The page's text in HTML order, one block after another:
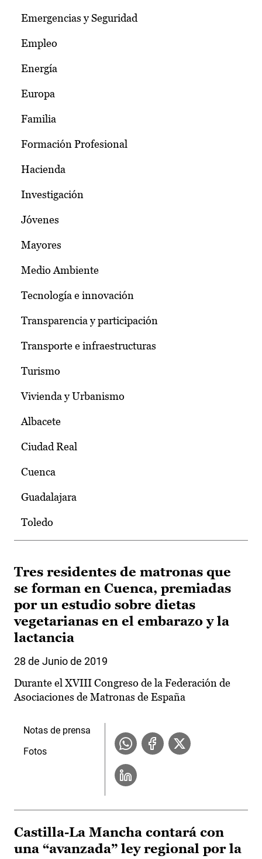
Emergencias y Seguridad
Empleo
Energía
Europa
Familia
Formación Profesional
Hacienda
Investigación
Jóvenes
Mayores
Medio Ambiente
Tecnología e innovación
Transparencia y participación
Transporte e infraestructuras
Turismo
Vivienda y Urbanismo
Albacete
Ciudad Real
Cuenca
Guadalajara
Toledo
Tres residentes de matronas que
se forman en Cuenca, premiadas
por un estudio sobre dietas
vegetarianas en el embarazo y la
lactancia
28 de Junio de 2019
Durante el XVIII Congreso de la Federación de
Asociaciones de Matronas de España
Notas de prensa
Fotos
Castilla-La Mancha contará con
una “avanzada” ley regional por la